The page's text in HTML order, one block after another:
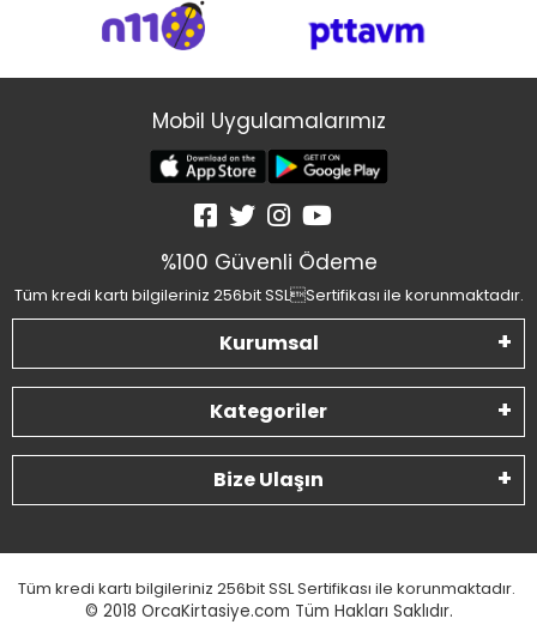
Mobil Uygulamalarımız
%100 Güvenli Ödeme
Tüm kredi kartı bilgileriniz 256bit SSLSertifikası ile korunmaktadır.
Kurumsal
Kategoriler
Bize Ulaşın
Tüm kredi kartı bilgileriniz 256bit SSL Sertifikası ile korunmaktadır.
© 2018 OrcaKirtasiye.com Tüm Hakları Saklıdır.